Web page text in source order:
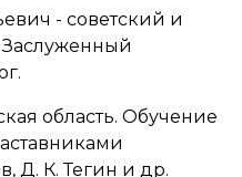
- советский и
область. Обучение
Д. К. Тегин и др.